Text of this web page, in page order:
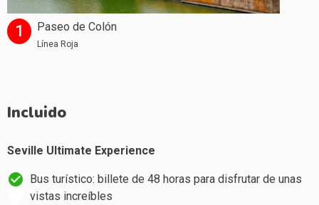
1 Paseo de Colón
Línea Roja
Incluido
Seville Ultimate Experience
Bus turístico: billete de 48 horas para disfrutar de unas
vistas increíbles